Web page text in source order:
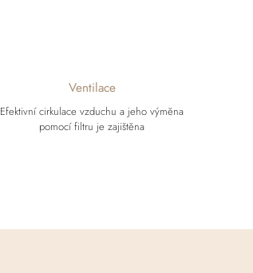
Ventilace
Efektivní cirkulace vzduchu a jeho výměna
pomocí filtru je zajištěna